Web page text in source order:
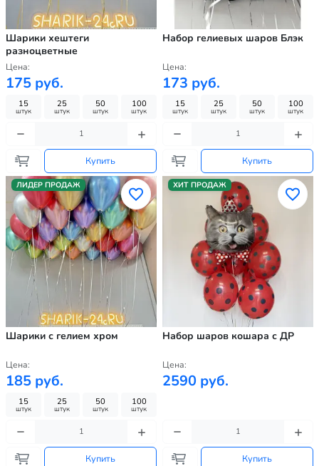
Шарики хештеги
разноцветные
Цена:
175 руб.
15
штук
25
штук
50
штук
100
штук
Купить
Набор гелиевых шаров Блэк
Цена:
173 руб.
15
штук
25
штук
50
штук
100
штук
Купить
ЛИДЕР ПРОДАЖ
Шарики с гелием хром
Цена:
185 руб.
15
штук
25
штук
50
штук
100
штук
Купить
ХИТ ПРОДАЖ
Набор шаров кошара с ДР
Цена:
2590 руб.
Купить